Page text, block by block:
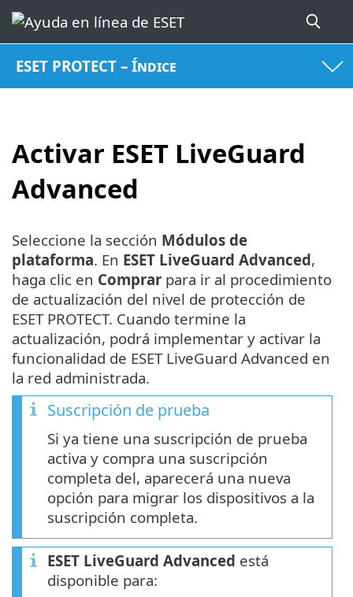
ESET PROTECT – Índice
Activar ESET LiveGuard
Advanced
Seleccione la sección Módulos de
plataforma. En ESET LiveGuard Advanced,
haga clic en Comprar para ir al procedimiento
de actualización del nivel de protección de
ESET PROTECT. Cuando termine la
actualización, podrá implementar y activar la
funcionalidad de ESET LiveGuard Advanced en
la red administrada.
Suscripción de prueba
Si ya tiene una suscripción de prueba
activa y compra una suscripción
completa del, aparecerá una nueva
opción para migrar los dispositivos a la
suscripción completa.
ESET LiveGuard Advanced está
disponible para: